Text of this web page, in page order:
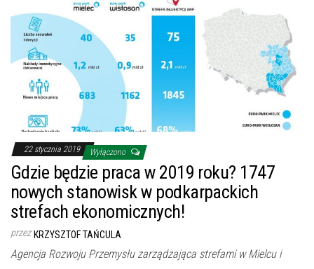
22 stycznia 2019 Wyłączono
Gdzie będzie praca w 2019 roku? 1747
nowych stanowisk w podkarpackich
strefach ekonomicznych!
przez KRZYSZTOF TAŃCULA
Agencja Rozwoju Przemysłu zarządzająca strefami w Mielcu i